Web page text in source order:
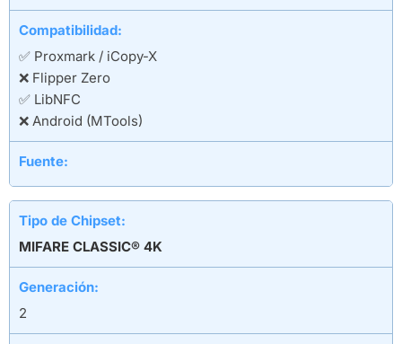
Compatibilidad:
✅ Proxmark / iCopy-X
❌ Flipper Zero
✅ LibNFC
❌ Android (MTools)
Fuente:
Tipo de Chipset:
MIFARE CLASSIC® 4K
Generación:
2